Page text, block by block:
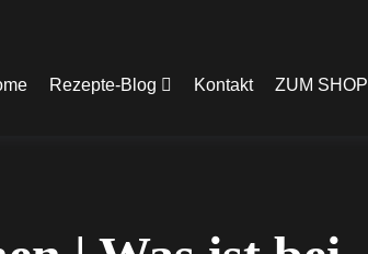
Rezepte-Blog Kontakt
ZUM SHOP